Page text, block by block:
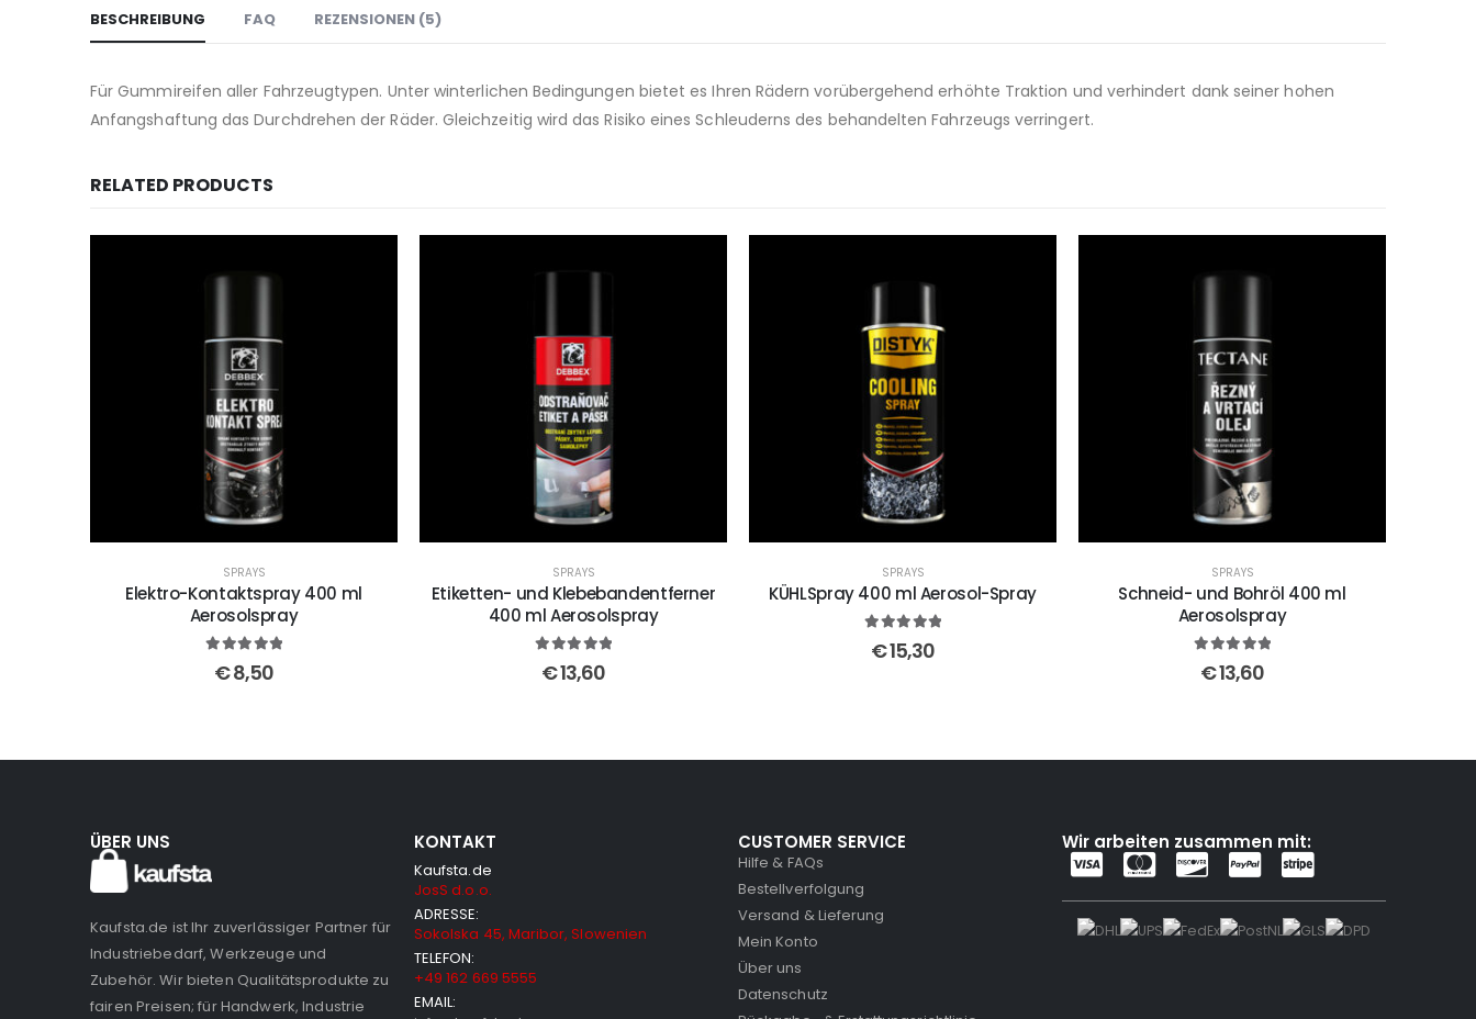
BESCHREIBUNG FAQ REZENSIONEN (5)
Für Gummireifen aller Fahrzeugtypen. Unter winterlichen Bedingungen bietet es Ihren Rädern vorübergehend erhöhte Traktion und verhindert dank seiner hohen
Anfangshaftung das Durchdrehen der Räder. Gleichzeitig wird das Risiko eines Schleuderns des behandelten Fahrzeugs verringert.
RELATED PRODUCTS
SPRAYS
Elektro-Kontaktspray 400 ml
Aerosolspray
out of 5
€8,50
SPRAYS
Etiketten- und Klebebandentferner
400 ml Aerosolspray
out of 5
€13,60
SPRAYS
KÜHLSpray 400 ml Aerosol-Spray
out of 5
€15,30
SPRAYS
Schneid- und Bohröl 400 ml
Aerosolspray
out of 5
€13,60
ÜBER UNS
Kaufsta.de ist Ihr zuverlässiger Partner für
Industriebedarf, Werkzeuge und
Zubehör. Wir bieten Qualitätsprodukte zu
fairen Preisen; für Handwerk, Industrie
KONTAKT
Kaufsta.de
JosS d.o.o.
ADRESSE:
Sokolska 45, Maribor, Slowenien
TELEFON:
+49 162 669 5555
EMAIL:
CUSTOMER SERVICE
Hilfe & FAQs
Bestellverfolgung
Versand & Lieferung
Mein Konto
Über uns
Datenschutz
Wir arbeiten zusammen mit: